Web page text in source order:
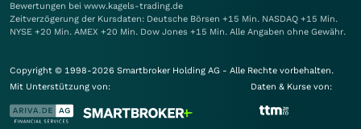
Bewertungen bei www.kagels-trading.de
Zeitverzögerung der Kursdaten: Deutsche Börsen +15 Min. NASDAQ +15 Min.
NYSE +20 Min. AMEX +20 Min. Dow Jones +15 Min. Alle Angaben ohne Gewähr.
Copyright © 1998-2026 Smartbroker Holding AG - Alle Rechte vorbehalten.
Mit Unterstützung von:
Daten & Kurse von: